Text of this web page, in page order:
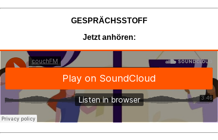
GESPRÄCHSSTOFF
Jetzt anhören: